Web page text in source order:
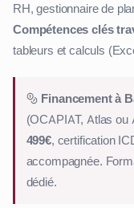
RH, gestionnaire de
Compétences clés
tableurs et calculs
Financement à
(OCAPIAT, Atlas ou
499€, certification
accompagnée.
dédié.